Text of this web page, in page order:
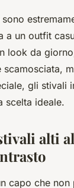
a un outfit
look da
gli stivali
scelta ideale.
alti
capo che